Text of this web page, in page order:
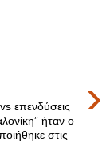
›
επενδύσεις
ήταν ο
στις